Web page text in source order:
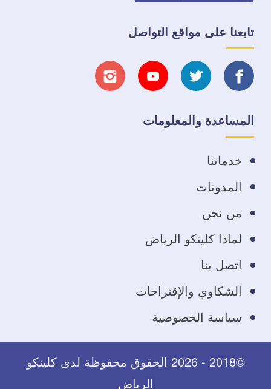
تابعنا على مواقع التواصل
تابعنا
على
فيسبوك
تابعنا
على
تابعنا تابعنا
المساعدة والمعلومات
خدماتنا
المدونات
من نحن
لماذا كلينكو الرياض
اتصل بنا
الشكاوي والإقتراحات
سياسة الخصوصية
©2018 - 2026 الحقوق محفوظة لدى كلينكو
الرياض